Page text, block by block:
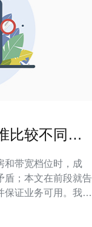
比较不同机
和带宽档位时，成
盾；本文在前段就告
保证业务可用。我们